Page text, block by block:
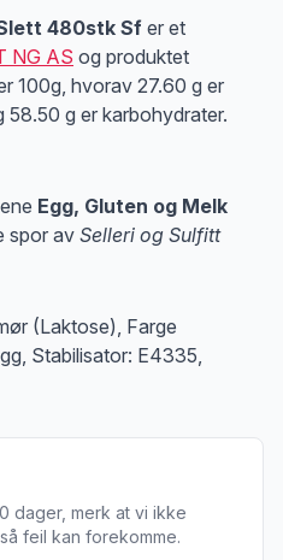
480stk Sf er et
NG AS og produktet
100g, hvorav 27.60 g er
g er karbohydrater.
Egg, Gluten og Melk
spor av Selleri og Sulfitt
(Laktose), Farge
Stabilisator: E4335,
dager, merk at vi ikke
feil kan forekomme.